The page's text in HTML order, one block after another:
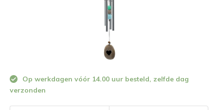
Op werkdagen vóór 14.00 uur besteld, zelfde dag
verzonden